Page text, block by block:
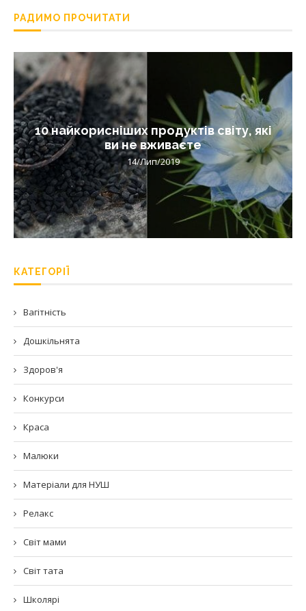
РАДИМО ПРОЧИТАТИ
10 найкорисніших продуктів світу, які
ви не вживаєте
14/Лип/2019
КАТЕГОРІЇ
Вагітність
Дошкільнята
Здоров'я
Конкурси
Краса
Малюки
Матеріали для НУШ
Релакс
Світ мами
Світ тата
Школярі